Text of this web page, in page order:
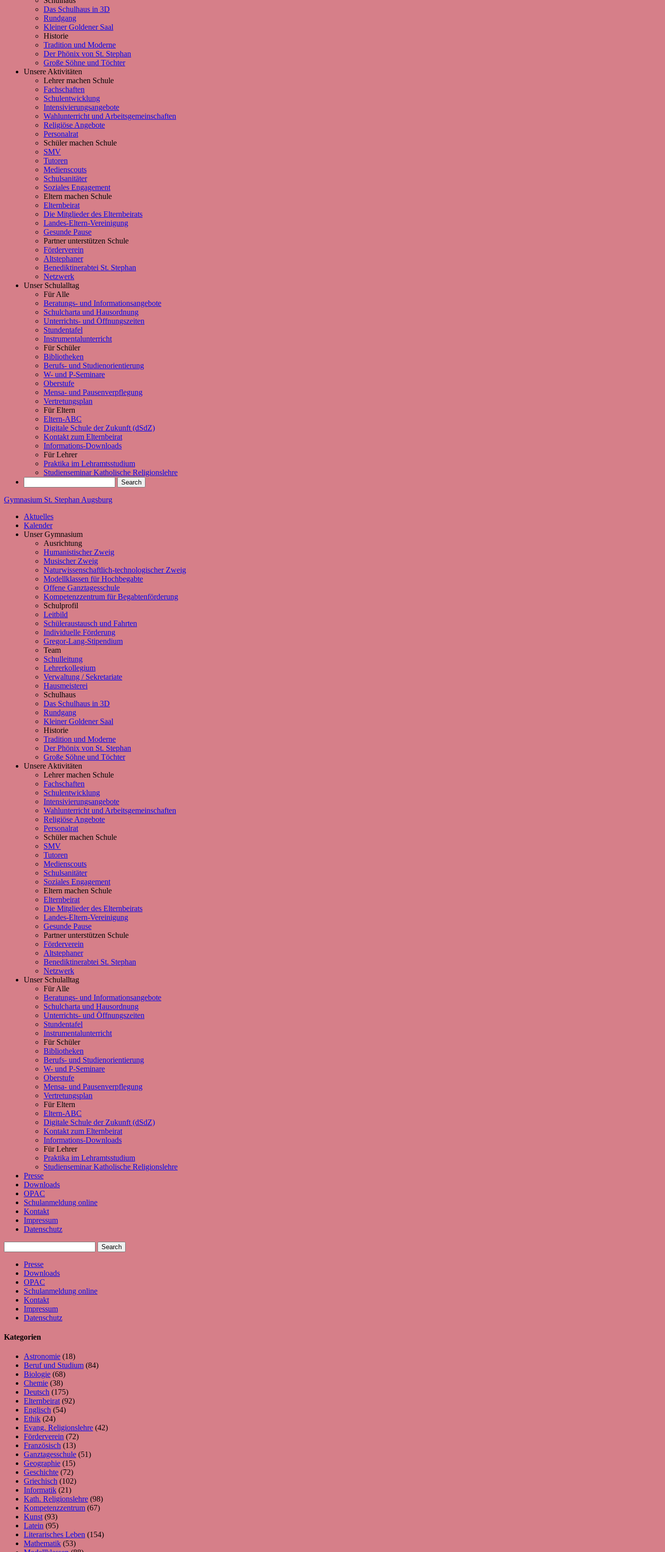
Das Schulhaus in 3D
Rundgang
Kleiner Goldener Saal
Historie
Tradition und Moderne
Der Phönix von St. Stephan
Große Söhne und Töchter
Unsere Aktivitäten
Lehrer machen Schule
Fachschaften
Schulentwicklung
Intensivierungsangebote
Wahlunterricht und Arbeitsgemeinschaften
Religiöse Angebote
Personalrat
Schüler machen Schule
SMV
Tutoren
Medienscouts
Schulsanitäter
Soziales Engagement
Eltern machen Schule
Elternbeirat
Die Mitglieder des Elternbeirats
Landes-Eltern-Vereinigung
Gesunde Pause
Partner unterstützen Schule
Förderverein
Altstephaner
Benediktinerabtei St. Stephan
Netzwerk
Unser Schulalltag
Für Alle
Beratungs- und Informationsangebote
Schulcharta und Hausordnung
Unterrichts- und Öffnungszeiten
Stundentafel
Instrumentalunterricht
Für Schüler
Bibliotheken
Berufs- und Studienorientierung
W- und P-Seminare
Oberstufe
Mensa- und Pausenverpflegung
Vertretungsplan
Für Eltern
Eltern-ABC
Digitale Schule der Zukunft (dSdZ)
Kontakt zum Elternbeirat
Informations-Downloads
Für Lehrer
Praktika im Lehramtsstudium
Studienseminar Katholische Religionslehre
Gymnasium St. Stephan Augsburg
Aktuelles
Kalender
Unser Gymnasium
Ausrichtung
Humanistischer Zweig
Musischer Zweig
Naturwissenschaftlich-technologischer Zweig
Modellklassen für Hochbegabte
Offene Ganztagesschule
Kompetenzzentrum für Begabtenförderung
Schulprofil
Leitbild
Schüleraustausch und Fahrten
Individuelle Förderung
Gregor-Lang-Stipendium
Team
Schulleitung
Lehrerkollegium
Verwaltung / Sekretariate
Hausmeisterei
Schulhaus
Das Schulhaus in 3D
Rundgang
Kleiner Goldener Saal
Historie
Tradition und Moderne
Der Phönix von St. Stephan
Große Söhne und Töchter
Unsere Aktivitäten
Lehrer machen Schule
Fachschaften
Schulentwicklung
Intensivierungsangebote
Wahlunterricht und Arbeitsgemeinschaften
Religiöse Angebote
Personalrat
Schüler machen Schule
SMV
Tutoren
Medienscouts
Schulsanitäter
Soziales Engagement
Eltern machen Schule
Elternbeirat
Die Mitglieder des Elternbeirats
Landes-Eltern-Vereinigung
Gesunde Pause
Partner unterstützen Schule
Förderverein
Altstephaner
Benediktinerabtei St. Stephan
Netzwerk
Unser Schulalltag
Für Alle
Beratungs- und Informationsangebote
Schulcharta und Hausordnung
Unterrichts- und Öffnungszeiten
Stundentafel
Instrumentalunterricht
Für Schüler
Bibliotheken
Berufs- und Studienorientierung
W- und P-Seminare
Oberstufe
Mensa- und Pausenverpflegung
Vertretungsplan
Für Eltern
Eltern-ABC
Digitale Schule der Zukunft (dSdZ)
Kontakt zum Elternbeirat
Informations-Downloads
Für Lehrer
Praktika im Lehramtsstudium
Studienseminar Katholische Religionslehre
Presse
Downloads
OPAC
Schulanmeldung online
Kontakt
Impressum
Datenschutz
Presse
Downloads
OPAC
Schulanmeldung online
Kontakt
Impressum
Datenschutz
Kategorien
Astronomie (18)
Beruf und Studium (84)
Biologie (68)
Chemie (38)
Deutsch (175)
Elternbeirat (92)
Englisch (54)
Ethik (24)
Evang. Religionslehre (42)
Förderverein (72)
Französisch (13)
Ganztagesschule (51)
Geographie (15)
Geschichte (72)
Griechisch (102)
Informatik (21)
Kath. Religionslehre (98)
Kompetenzzentrum (67)
Kunst (93)
Latein (95)
Literarisches Leben (154)
Mathematik (53)